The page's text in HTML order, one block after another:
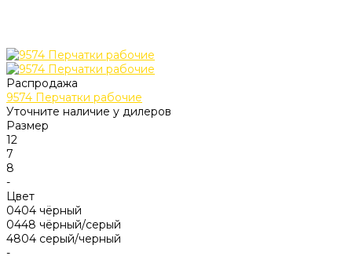
Распродажа
9574 Перчатки рабочие
Уточните наличие у дилеров
Размер
12
7
8
-
Цвет
0404 чёрный
0448 чёрный/серый
4804 серый/черный
-